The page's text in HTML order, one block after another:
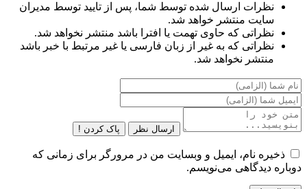
نظرات ارسال شده توسط شما، پس از تایید توسط مدیران
سایت منتشر خواهد شد.
نظراتی که حاوی تهمت یا افترا باشد منتشر نخواهد شد.
نظراتی که به غیر از زبان فارسی یا غیر مرتبط با خبر باشد
منتشر نخواهد شد.
ارسال نظر پاک کردن !
ذخیره نام، ایمیل و وبسایت من در مرورگر برای زمانی که
دوباره دیدگاهی می‌نویسم.